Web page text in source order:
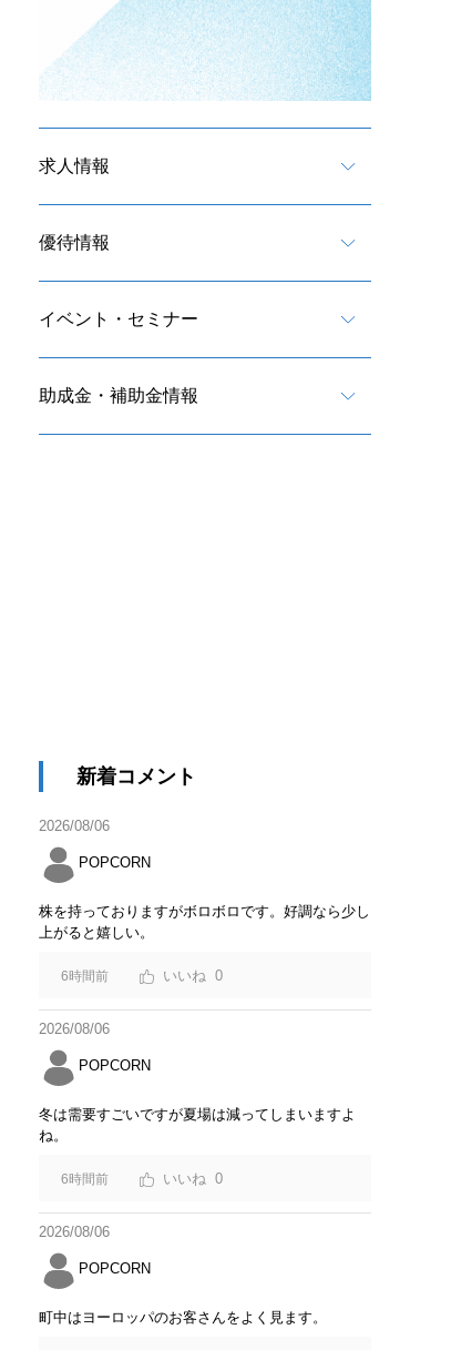
求人情報
優待情報
イベント・セミナー
助成金・補助金情報
新着コメント
2026/08/06
POPCORN
株を持っておりますがボロボロです。好調なら少し
上がると嬉しい。
6時間前 0
2026/08/06
POPCORN
冬は需要すごいですが夏場は減ってしまいますよ
ね。
6時間前 0
2026/08/06
POPCORN
町中はヨーロッパのお客さんをよく見ます。